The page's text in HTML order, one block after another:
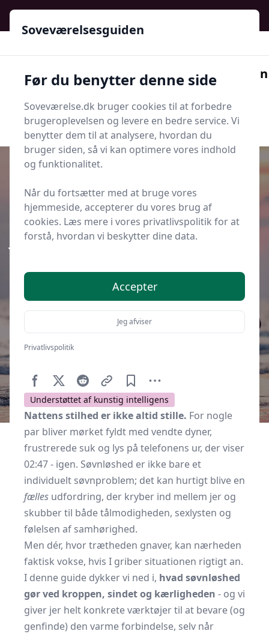
Soveværelsesguiden
Søg nu
Søg nu
Udgivet i Parforhold og Romantik
Kan I bevare nærheden, når en af
jer kæmper med søvnløshed?
Understøttet af kunstig intelligens
Nattens stilhed er ikke altid stille. For nogle
par bliver mørket fyldt med vendte dyner,
frustrerede suk og lys på telefonens ur, der viser
02:47 - igen. Søvnløshed er ikke bare et
individuelt søvnproblem; det kan hurtigt blive en
fælles udfordring, der kryber ind mellem jer og
skubber til både tålmodigheden, sexlysten og
følelsen af samhørighed.
Men dér, hvor trætheden gnaver, kan nærheden
faktisk vokse, hvis I griber situationen rigtigt an.
I denne guide dykker vi ned i, hvad søvnløshed
gør ved kroppen, sindet og kærligheden - og vi
giver jer helt konkrete værktøjer til at bevare (og
genfinde) den varme forbindelse, selv når
Soveværelsesguiden
Før du benytter denne side
Soveværelse.dk bruger cookies til at forbedre
brugeroplevelsen og levere en bedre service. Vi
benytter dem til at analysere, hvordan du
bruger siden, så vi kan optimere vores indhold
og funktionalitet.
Når du fortsætter med at bruge vores
hjemmeside, accepterer du vores brug af
cookies. Læs mere i vores privatlivspolitik for at
forstå, hvordan vi beskytter dine data.
Accepter
Jeg afviser
Privatlivspolitik